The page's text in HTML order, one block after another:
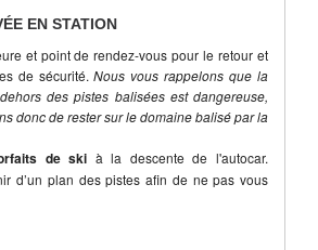
EN STATION
et point de rendez-vous pour le retour et
de sécurité.Nous vous rappelons que la
des pistes balisées est dangereuse,
donc de rester sur le domaine balisé par la
de ski à la descente de l'autocar.
d’un plan des pistes afin de ne pas vous